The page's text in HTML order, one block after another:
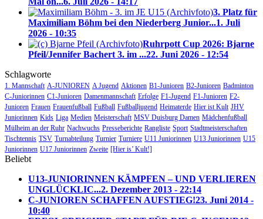
3. Platz für
Maximiliam Böhm bei den Niederberg Junior...1. Juli
2026 - 10:35
Ruhrpott Cup 2026: Bjarne
Pfeil/Jennifer Bachert 3. im ...22. Juni 2026 - 12:54
Schlagworte
1. Mannschaft A-JUNIOREN A Jugend Aktionen B1-Junioren B2-Junioren Badminton
C-Juniorinnen C1-Junioren Damenmannschaft Erfolge F1-Jugend F1-Junioren F2-
Junioren Frauen Frauenfußball Fußball Fußballjugend Heimaterde Hier ist Kult JHV
Juniorinnen Kids Liga Medien Meisterschaft MSV Duisburg Damen Mädchenfußball
Mülheim an der Ruhr Nachwuchs Presseberichte Rangliste Sport Stadtmeisterschaften
Tischtennis TSV Turnabteilung Turnier Turniere U11 Juniorinnen U13 Juniorinnen U15
Juniorinnen U17 Juniorinnen Zweite [Hier is’ Kult!]
Beliebt
U13-JUNIORINNEN KÄMPFEN – UND VERLIEREN
UNGLÜCKLIC...2. Dezember 2013 - 22:14
C-JUNIOREN SCHAFFEN AUFSTIEG!23. Juni 2014 -
10:40